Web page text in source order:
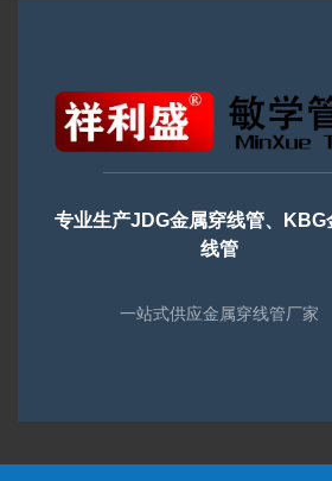
专业生产JDG金属穿线管、KBG
线管
一站式供应金属穿线管厂家